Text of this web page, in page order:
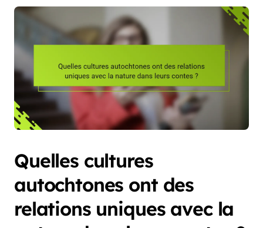
Quelles cultures
autochtones ont des
relations uniques avec la